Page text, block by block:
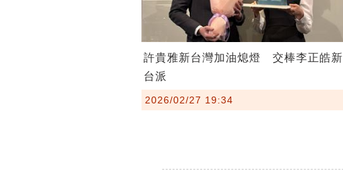
許貴雅新台灣加油熄燈 交棒李正皓新
台派
2026/02/27 19:34